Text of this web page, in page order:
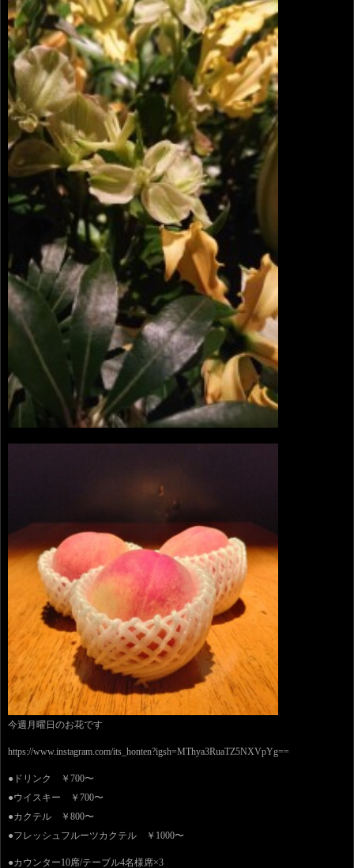
今週月曜日のお花です
https://www.instagram.com/its_honten?igsh=MThya3RuaTZ5NXVpYg==
●ドリンク ￥700〜
●ウイスキー ￥700〜
●カクテル ￥800〜
●フレッシュフルーツカクテル ￥1000〜
●カウンター10席/テーブル4名様席×3